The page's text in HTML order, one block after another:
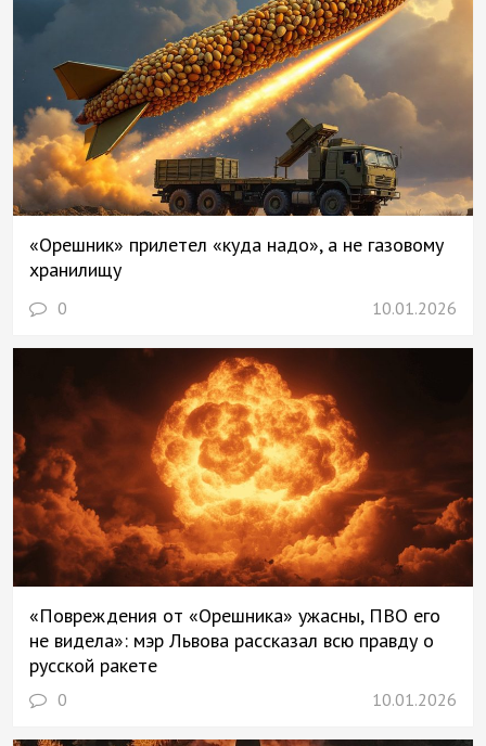
«Орешник» прилетел «куда надо», а не газовому
хранилищу
0 10.01.2026
«Повреждения от «Орешника» ужасны, ПВО его
не видела»: мэр Львова рассказал всю правду о
русской ракете
0 10.01.2026